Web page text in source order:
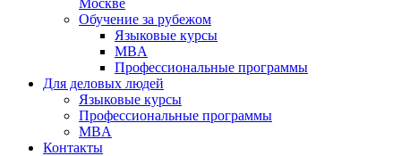
Обучение за рубежом
Языковые курсы
MBA
Профессиональные программы
Для деловых людей
Языковые курсы
Профессиональные программы
MBA
Контакты